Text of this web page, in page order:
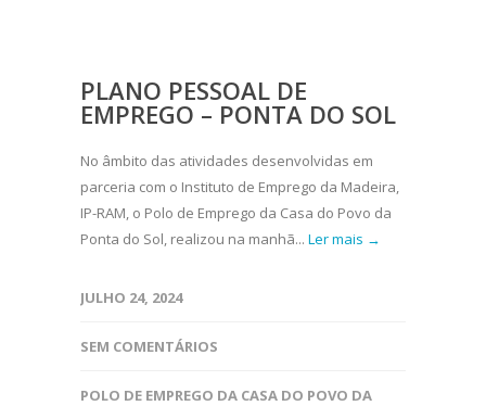
PLANO PESSOAL DE
EMPREGO – PONTA DO SOL
No âmbito das atividades desenvolvidas em
parceria com o Instituto de Emprego da Madeira,
IP-RAM, o Polo de Emprego da Casa do Povo da
Ponta do Sol, realizou na manhã... Ler mais →
JULHO 24, 2024
SEM COMENTÁRIOS
POLO DE EMPREGO DA CASA DO POVO DA